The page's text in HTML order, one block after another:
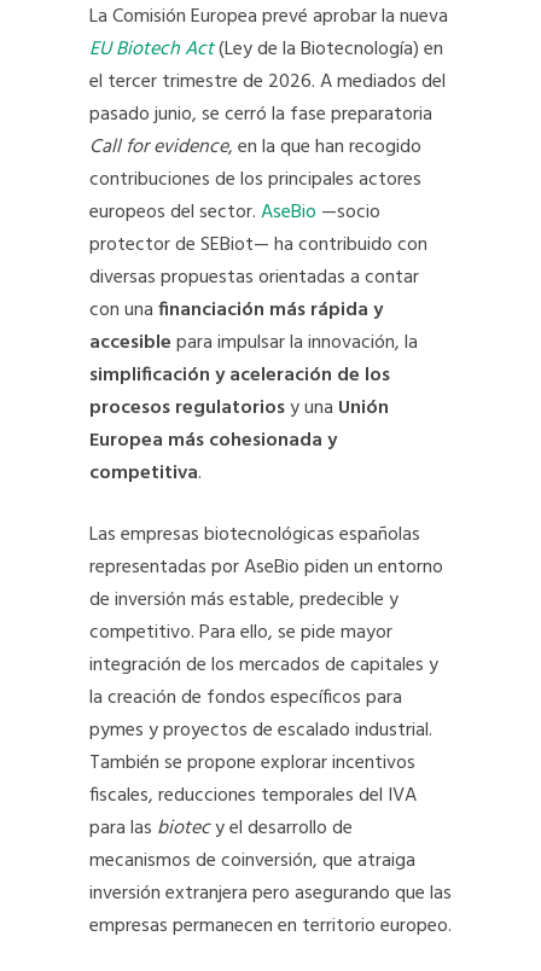
La Comisión Europea prevé aprobar la nueva
EU Biotech Act(Ley de la Biotecnología) en
el tercer trimestre de 2026. A mediados del
pasado junio, se cerró la fase preparatoria
Call for evidence, en la que han recogido
contribuciones de los principales actores
europeos del sector.AseBio —socio
protector de SEBiot— ha contribuido con
diversas propuestas orientadas a contar
con unafinanciación más rápida y
accesiblepara impulsar la innovación, la
simplificación y aceleración de los
procesos regulatoriosy una Unión
Europea más cohesionada y
competitiva.
Las empresas biotecnológicas españolas
representadas por AseBio piden un entorno
de inversión más estable, predecible y
competitivo. Para ello, se pide mayor
integración de los mercados de capitales y
la creación de fondos específicos para
pymes y proyectos de escalado industrial.
También se propone explorar incentivos
fiscales, reducciones temporales del IVA
para las biotecy el desarrollo de
mecanismos de coinversión, que atraiga
inversión extranjera pero asegurando que las
empresas permanecen en territorio europeo.